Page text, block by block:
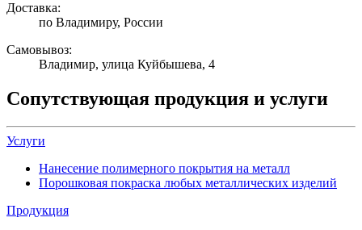
Доставка:
по Владимиру, России
Самовывоз:
Владимир, улица Куйбышева, 4
Сопутствующая продукция и услуги
Услуги
Нанесение полимерного покрытия на металл
Порошковая покраска любых металлических изделий
Продукция